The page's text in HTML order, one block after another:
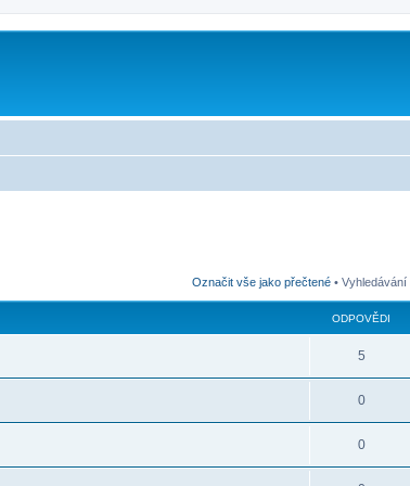
Označit vše jako přečtené •
ODPOVĚDI
5
0
0